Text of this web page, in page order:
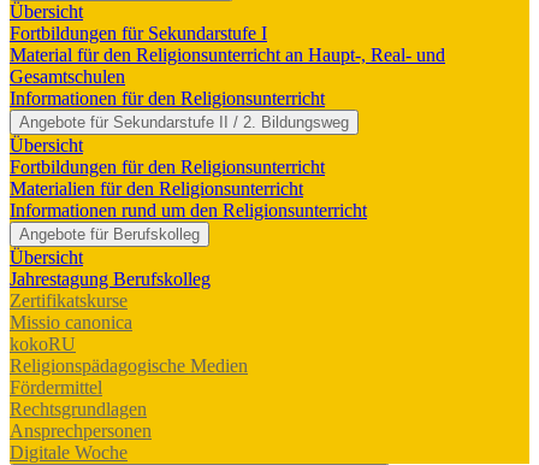
Übersicht
Fortbildungen für Sekundarstufe I
Material für den Religionsunterricht an Haupt-, Real- und
Gesamtschulen
Informationen für den Religionsunterricht
Angebote für Sekundarstufe II / 2. Bildungsweg
Übersicht
Fortbildungen für den Religionsunterricht
Materialien für den Religionsunterricht
Informationen rund um den Religionsunterricht
Angebote für Berufskolleg
Übersicht
Jahrestagung Berufskolleg
Zertifikatskurse
Missio canonica
kokoRU
Religionspädagogische Medien
Fördermittel
Rechtsgrundlagen
Ansprechpersonen
Digitale Woche